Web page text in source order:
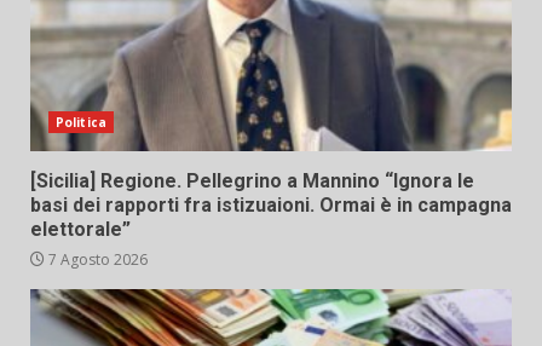
Politica
[Sicilia] Regione. Pellegrino a Mannino “Ignora le
basi dei rapporti fra istizuaioni. Ormai è in campagna
elettorale”
7 Agosto 2026